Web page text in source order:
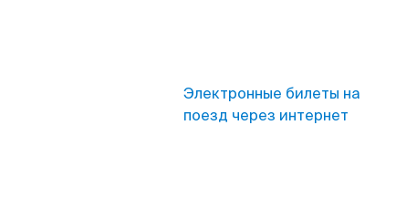
Электронные билеты на
поезд через интернет